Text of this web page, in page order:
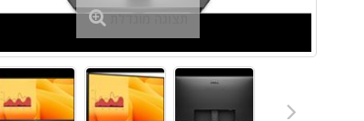
תצוגה מוגדלת